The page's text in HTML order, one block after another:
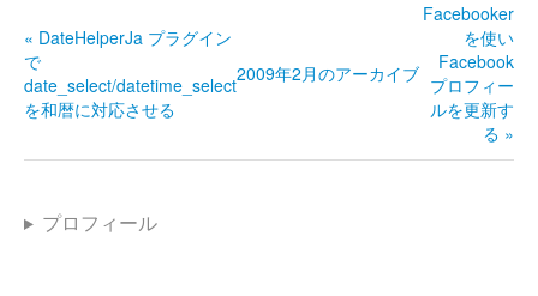
« DateHelperJa プラグイン
で
date_select/datetime_select
を和暦に対応させる
2009年2月のアーカイブ
Facebooker
を使い
Facebook
プロフィー
ルを更新す
る »
プロフィール